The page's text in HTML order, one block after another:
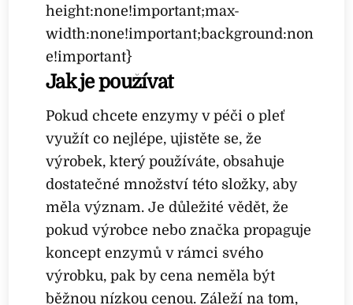
height:none!important;max-
width:none!important;background:non
e!important}
Jak je používat
Pokud chcete enzymy v péči o pleť
využít co nejlépe, ujistěte se, že
výrobek, který používáte, obsahuje
dostatečné množství této složky, aby
měla význam. Je důležité vědět, že
pokud výrobce nebo značka propaguje
koncept enzymů v rámci svého
výrobku, pak by cena neměla být
běžnou nízkou cenou. Záleží na tom,